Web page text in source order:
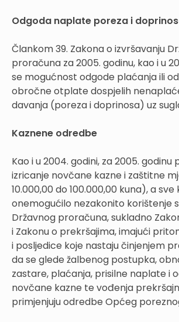
Odgoda naplate poreza i
Člankom 39. Zakona o izvršavanju
proračuna za 2005. godinu, kao i u
se mogućnost odgode plaćanja ili
obročne otplate dospjelih
davanja (poreza i doprinosa) uz
Kaznene odredbe
Kao i u 2004. godini, za 2005. godinu
izricanje novčane kazne i zaštitne
10.000,00 do 100.000,00 kuna), a sve
onemogućilo nezakonito korištenje
Državnog proračuna, sukladno
i Zakonu o prekršajima, imajući
i posljedice koje nastaju činjenjem
da se glede žalbenog postupka,
zastare, plaćanja, prisilne naplate i
novčane kazne te vođenja
primjenjuju odredbe Općeg